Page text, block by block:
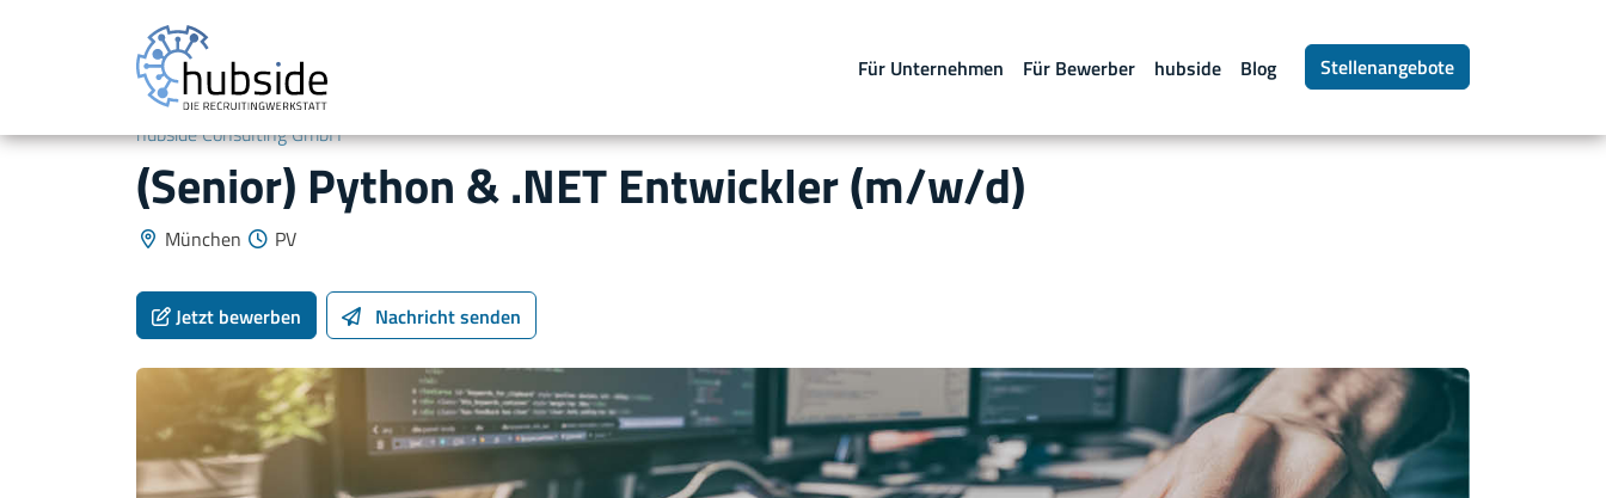
Für Unternehmen Für Bewerber hubside Blog Stellenangebote
hubside Consulting GmbH
(Senior) Python & .NET Entwickler (m/w/d)
München PV
Jetzt bewerben Nachrichtsenden